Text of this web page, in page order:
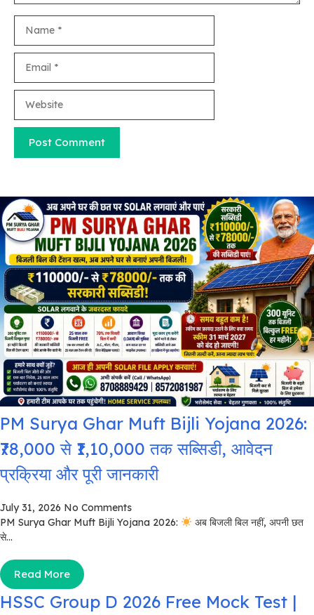
PM Surya Ghar Muft Bijli Yojana 2026:
₹78,000 से ₹1,10,000 तक सब्सिडी, आवेदन
प्रक्रिया और पूरी जानकारी
July 31, 2026 No Comments
PM Surya Ghar Muft Bijli Yojana 2026:
अब बिजली बिल नहीं, अपनी छत
से...
Read More
HSSC Group D 2026 Free Mock Test |